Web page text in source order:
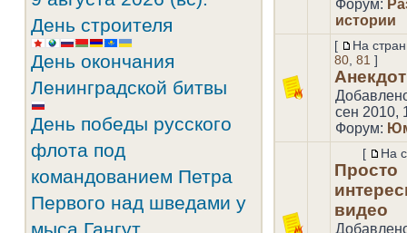
mena
Эйя 8008
Карлосон
aldara
trisha
Ольга_Е
anita
15 сен
Pink
28 авг
Lenaboaple
yanasitnikova
jein2003
07 авг
Angelina
05 авг
День строителя
День окончания
Ленинградской битвы
День победы русского
флота под
командованием Петра
Первого над шведами у
Форум:
истории
[
На
80 81 ]
сен 2010,
Форум:
[ На
Просто
видео